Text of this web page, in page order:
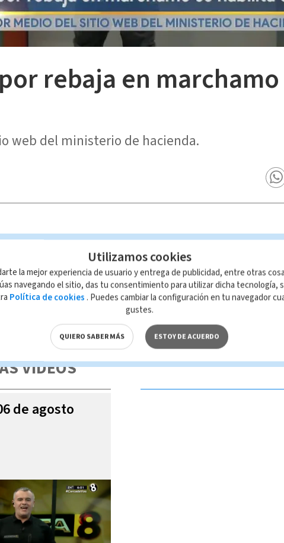
rebaja en
web del ministerio de hacienda.
esta página, mismo que es propiedad de TELEDIARIO; su reproducción no
con las leyes aplicables.
VIDEOS
de agosto
Utilizamos cookies
la mejor experiencia de usuario y entrega de publicidad, entre otras
navegando el sitio, das tu consentimiento para utilizar dicha tecnología,
Política de cookies . Puedes cambiar la configuración en tu navegador
gustes.
QUIERO SABER MÁS ESTOY DE ACUERDO